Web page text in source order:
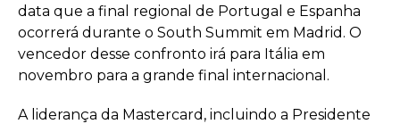
data que a final regional de Portugal e Espanha
ocorrerá durante o South Summit em Madrid. O
vencedor desse confronto irá para Itália em
novembro para a grande final internacional.
A liderança da Mastercard, incluindo a Presidente